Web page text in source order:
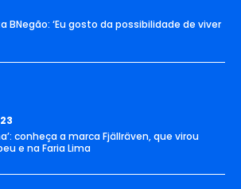
BNegão: ‘Eu gosto da possibilidade de viver
conheça a marca Fjällräven, que virou
e na Faria Lima